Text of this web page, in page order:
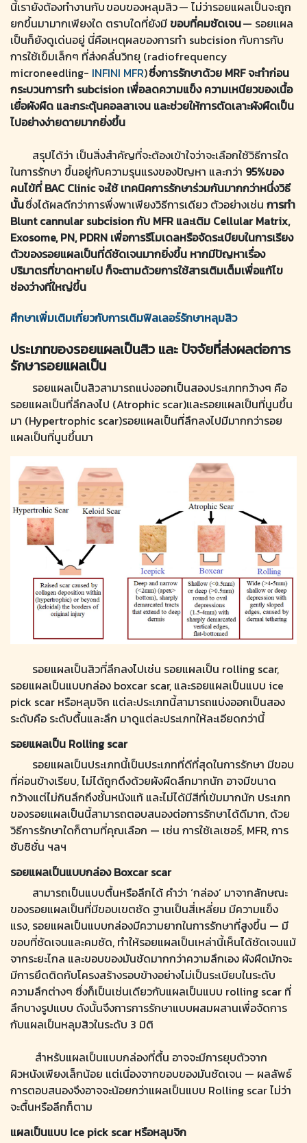
นี้เรายังต้องทำงานกับ ขอบของหลุมสิว — ไม่ว่ารอยแผลเป็นจะถูก
ยกขึ้นมามากเพียงใด ตราบใดที่ยังมีขอบที่คมชัดเจน— รอยแผล
เป็นก็ยังดูเด่นอยู่ นี่คือเหตุผลของการทำ subcision กับการกับ
การใช้เข็มเล็กๆ ที่ส่งคลื่นวิทยุ (radiofrequency
microneedling- INFINI MFR)ซึ่งการรักษาด้วย MRF จะทำก่อน
กระบวนการทำ subcision เพื่อลดความแข็ง ความเหนียวของเนื้อ
เยื่อผังผืด และกระตุ้นคอลลาเจน และช่วยให้การตัดเลาะผังผืดเป็น
ไปอย่างง่ายดายมากยิ่งขึ้น
สรุปได้ว่า เป็นสิ่งสำคัญที่จะต้องเข้าใจว่าจะเลือกใช้วิธีการใด
ในการรักษา ขึ้นอยู่กับความรุนแรงของปัญหา และกว่า 95%ของ
คนไข้ที่ BAC Clinic จะใช้ เทคนิคการรักษาร่วมกันมากกว่าหนึ่งวิธี
นั้นซึ่งได้ผลดีกว่าการพึ่งพาเพียงวิธีการเดียว ตัวอย่างเช่น การทำ
Blunt cannular subcision กับ MFR และเติม Cellular Matrix,
Exosome, PN, PDRN เพื่อการรีโมเดลหรือจัดระเบียบในการเรียง
ตัวของรอยแผลเป็นที่ดีชัดเจนมากยิ่งขึ้น หากมีปัญหาเรื่อง
ปริมาตรที่ขาดหายไป ก็จะตามด้วยการใช้สารเติมเต็มเพื่อแก้ไข
ช่องว่างที่ใหญ่ขึ้น
ศึกษาเพิ่มเติมเกี่ยวกับการเติมฟิลเลอร์รักษาหลุมสิว
ประเภทของรอยแผลเป็นสิว และ ปัจจัยที่ส่งผลต่อการ
รักษารอยแผลเป็น
รอยแผลเป็นสิวสามารถแบ่งออกเป็นสองประเภทกว้างๆ คือ
รอยแผลเป็นที่ลึกลงไป (Atrophic scar)และรอยแผลเป็นที่นูนขึ้น
มา (Hypertrophic scar)รอยแผลเป็นที่ลึกลงไปมีมากกว่ารอย
แผลเป็นที่นูนขึ้นมา
รอยแผลเป็นสิวที่ลึกลงไปเช่น รอยแผลเป็น rolling scar,
รอยแผลเป็นแบบกล่อง boxcar scar, และรอยแผลเป็นแบบ ice
pick scar หรือหลุมจิก แต่ละประเภทนี้สามารถแบ่งออกเป็นสอง
ระดับคือ ระดับตื้นและลึก มาดูแต่ละประเภทให้ละเอียดกว่านี้
รอยแผลเป็น Rolling scar
รอยแผลเป็นประเภทนี้เป็นประเภทที่ดีที่สุดในการรักษา มีขอบ
ที่ค่อนข้างเรียบ, ไม่ได้ถูกดึงด้วยผังผืดลึกมากนัก อาจมีขนาด
กว้างแต่ไม่กินลึกถึงชั้นหนังแท้ และไม่ได้มีสีที่เข้มมากนัก ประเภท
ของรอยแผลเป็นนี้สามารถตอบสนองต่อการรักษาได้ดีมาก, ด้วย
วิธีการรักษาใดก็ตามที่คุณเลือก — เช่น การใช้เลเซอร์, MFR, การ
ซับซิชั่น ฯลฯ
รอยแผลเป็นแบบกล่อง Boxcar scar
สามารถเป็นแบบตื้นหรือลึกได้ คำว่า ‘กล่อง’ มาจากลักษณะ
ของรอยแผลเป็นที่มีขอบเขตชัด ฐานเป็นสี่เหลี่ยม มีความแข็ง
แรง, รอยแผลเป็นแบบกล่องมีความยากในการรักษาที่สูงขึ้น — มี
ขอบที่ชัดเจนและคมชัด, ทำให้รอยแผลเป็นเหล่านี้เห็นได้ชัดเจนแม้
จากระยะไกล และขอบของมันชัดมากกว่าความลึกเอง ผังผืดมักจะ
มีการยึดติดกับโครงสร้างรอบข้างอย่างไม่เป็นระเบียบในระดับ
ความลึกต่างๆ ซึ่งก็เป็นเช่นเดียวกับแผลเป็นแบบ rolling scar ที่
ลึกบางรูปแบบ ดังนั้นจึงการการรักษาแบบผสมผสานเพื่อจัดการ
กับแผลเป็นหลุมสิวในระดับ 3 มิติ
สำหรับแผลเป็นแบบกล่องที่ตื้น อาจจะมีการยุบตัวจาก
ผิวหนังเพียงเล็กน้อย แต่เนื่องจากขอบของมันชัดเจน — ผลลัพธ์
การตอบสนองจึงอาจจะน้อยกว่าแผลเป็นแบบ Rolling scar ไม่ว่า
จะตื้นหรือลึกก็ตาม
แผลเป็นแบบ Ice pick scar หรือหลุมจิก